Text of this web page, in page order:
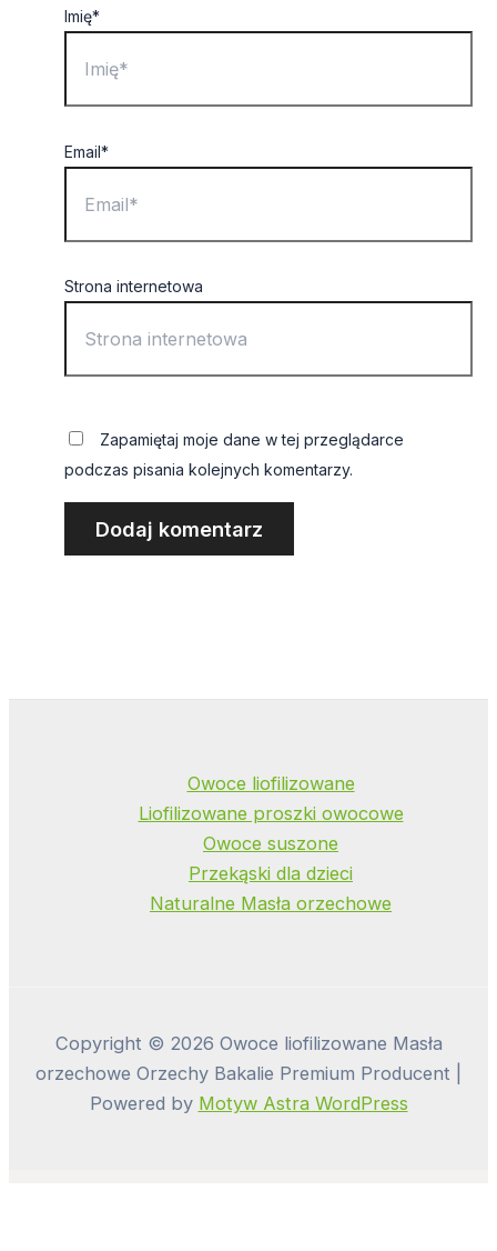
Imię*
Email*
Strona internetowa
Zapamiętaj moje dane w tej przeglądarce
podczas pisania kolejnych komentarzy.
Owoce liofilizowane
Liofilizowane proszki owocowe
Owoce suszone
Przekąski dla dzieci
Naturalne Masła orzechowe
Copyright © 2026 Owoce liofilizowane Masła
orzechowe Orzechy Bakalie Premium Producent |
Powered by Motyw Astra WordPress